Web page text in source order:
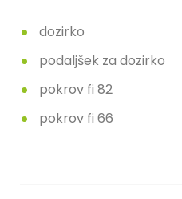
dozirko
podaljšek za dozirko
pokrov fi 82
pokrov fi 66